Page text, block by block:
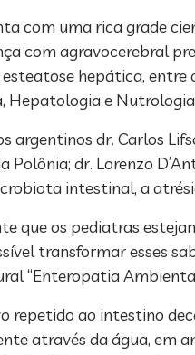
com uma rica grade
com agravocerebral
hepática,
e Nutrologia
dr. Carlos
Polônia; dr. Lorenzo
intestinal, a
que os pediatras
transformar esses
“Enteropatia
repetido ao intestino
através da água, em